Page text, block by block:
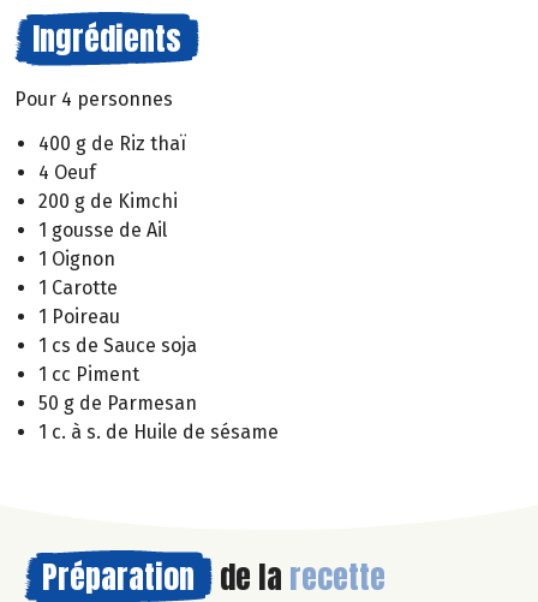
Ingrédients
Pour 4 personnes
400 g de Riz thaï
4 Oeuf
200 g de Kimchi
1 gousse de Ail
1 Oignon
1 Carotte
1 Poireau
1 cs de Sauce soja
1 cc Piment
50 g de Parmesan
1 c. à s. de Huile de sésame
Préparation de la recette